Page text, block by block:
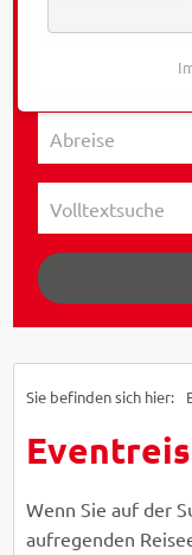
Wenn Sie auf der
aufregenden